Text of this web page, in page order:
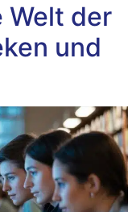
Welt der
und